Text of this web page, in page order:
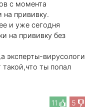
с момента
на прививку.
и уже сегодня
на прививку без
эксперты-вирусологи
ты попал
11
5